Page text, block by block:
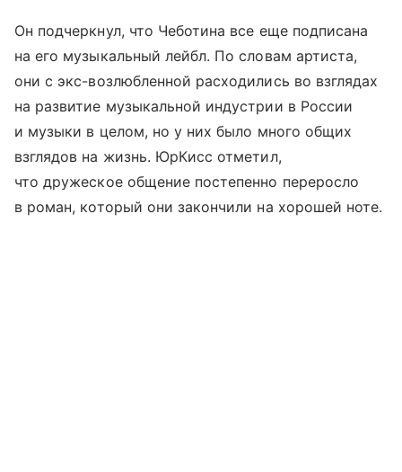
Он подчеркнул, что Чеботина все еще подписана
на его музыкальный лейбл. По словам артиста,
они с экс-возлюбленной расходились во взглядах
на развитие музыкальной индустрии в России
и музыки в целом, но у них было много общих
взглядов на жизнь. ЮрКисс отметил,
что дружеское общение постепенно переросло
в роман, который они закончили на хорошей ноте.